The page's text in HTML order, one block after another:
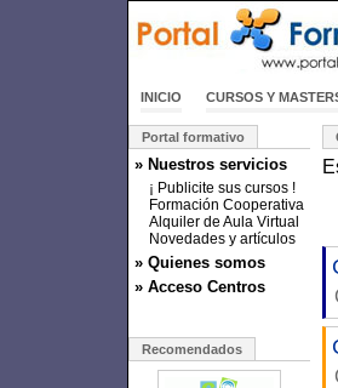
INICIO CURSOS Y
Portal formativo
» Nuestros servicios
¡ Publicite sus cursos !
Formación Cooperativa
Alquiler de Aula Virtual
Novedades y artículos
» Quienes somos
» Acceso Centros
Recomendados